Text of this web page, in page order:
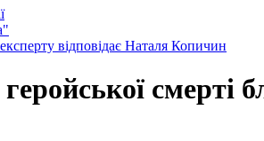
відповідає Наталя Копичин
смерті